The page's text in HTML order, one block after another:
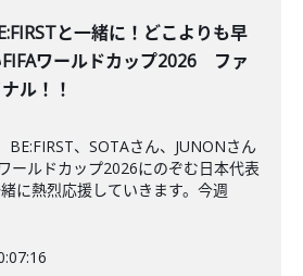
と一緒に！どこよりも早
ワールドカップ2026 ファ
ル！！
BE:FIRST、SOTAさん、JUNONさん
ールドカップ2026にのぞむ日本代表
に熱烈応援していきます。今週